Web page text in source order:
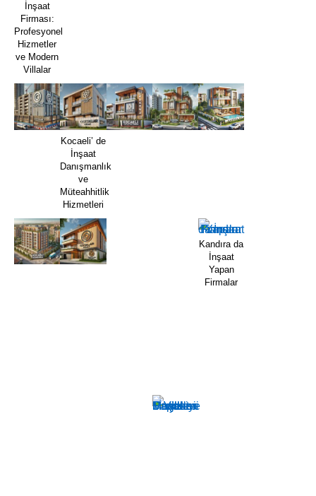
İnşaat
Firması:
Profesyonel
Hizmetler
ve Modern
Villalar
Kocaeli’ de
İnşaat
Danışmanlık
ve
Müteahhitlik
Hizmetleri
Kandıra da
İnşaat
Yapan
Firmalar